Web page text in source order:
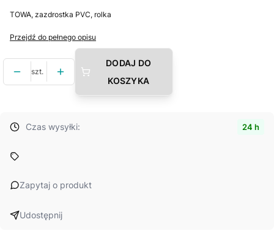
TOWA, zazdrostka PVC, rolka
Przejdź do pełnego opisu
szt.
DODAJ DO
KOSZYKA
Czas wysyłki: 24 h
Zapytaj o produkt
Udostępnij